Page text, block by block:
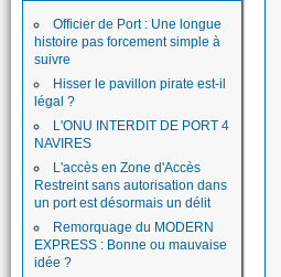
Officier de Port : Une longue
histoire pas forcement simple à
suivre
Hisser le pavillon pirate est-il
légal ?
L'ONU INTERDIT DE PORT 4
NAVIRES
L'accès en Zone d'Accès
Restreint sans autorisation dans
un port est désormais un délit
Remorquage du MODERN
EXPRESS : Bonne ou mauvaise
idée ?